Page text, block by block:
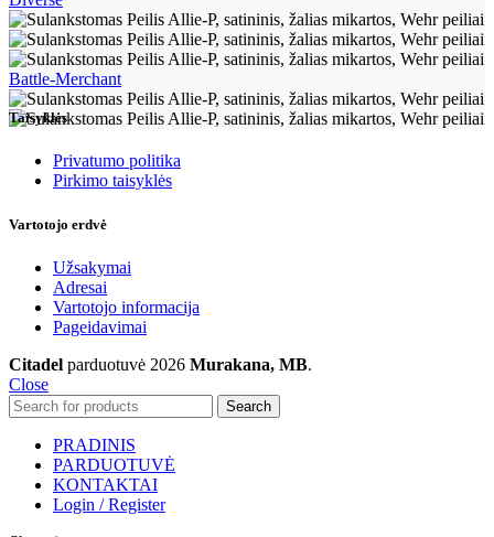
Battle-Merchant
Taisyklės
Privatumo politika
Pirkimo taisyklės
Vartotojo erdvė
Užsakymai
Adresai
Vartotojo informacija
Pageidavimai
Citadel parduotuvė 2026 Murakana, MB.
Close
Search
PRADINIS
PARDUOTUVĖ
KONTAKTAI
Login / Register